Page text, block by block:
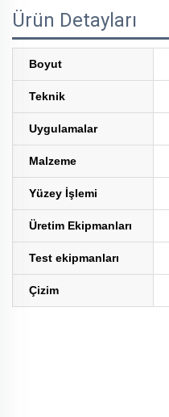
Ürün Detayları
Boyut
Teknik
Uygulamalar
Malzeme
Yüzey İşlemi
Üretim Ekipmanları
Test ekipmanları
Çizim